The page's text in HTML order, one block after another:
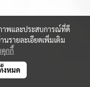
าพและประสบการณ์ที่ดี
นรายละเอียดเพิ่มเติม
กกี้
งหมด